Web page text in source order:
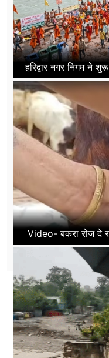
हरिद्वार नगर निगम ने
Video- बकरा रोज दे